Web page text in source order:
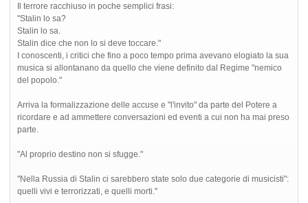
Il terrore racchiuso in poche semplici frasi:
"Stalin lo sa?
Stalin lo sa.
Stalin dice che non lo si deve toccare."
I conoscenti, i critici che fino a poco tempo prima avevano elogiato la sua
musica si allontanano da quello che viene definito dal Regime "nemico
del popolo."
Arriva la formalizzazione delle accuse e "l'invito" da parte del Potere a
ricordare e ad ammettere conversazioni ed eventi a cui non ha mai preso
parte.
"Al proprio destino non si sfugge."
"Nella Russia di Stalin ci sarebbero state solo due categorie di musicisti":
quelli vivi e terrorizzati, e quelli morti."